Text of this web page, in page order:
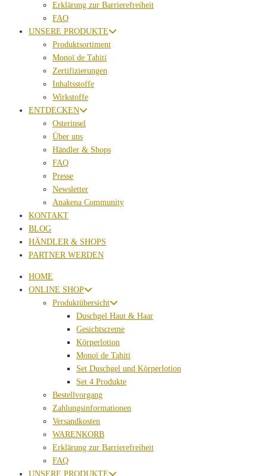
Erklärung zur Barrierefreiheit
FAQ
UNSERE PRODUKTE
Produktsortiment
Monoï de Tahiti
Zertifizierungen
Inhaltsstoffe
Wirkstoffe
ENTDECKEN
Osterinsel
Über uns
Händler & Shops
FAQ
Presse
Newsletter
Anakena Community
KONTAKT
BLOG
HÄNDLER & SHOPS
PARTNER WERDEN
HOME
ONLINE SHOP
Produktübersicht
Duschgel Haut & Haar
Gesichtscreme
Körperlotion
Monoï de Tahiti
Set Duschgel und Körperlotion
Set 4 Produkte
Bestellvorgang
Zahlungsinformationen
Versandkosten
WARENKORB
Erklärung zur Barrierefreiheit
FAQ
UNSERE PRODUKTE